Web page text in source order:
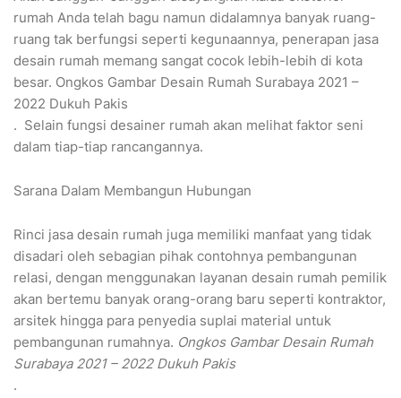
rumah Anda telah bagu namun didalamnya banyak ruang-
ruang tak berfungsi seperti kegunaannya, penerapan jasa
desain rumah memang sangat cocok lebih-lebih di kota
besar. Ongkos Gambar Desain Rumah Surabaya 2021 –
2022 Dukuh Pakis
. Selain fungsi desainer rumah akan melihat faktor seni
dalam tiap-tiap rancangannya.
Sarana Dalam Membangun Hubungan
Rinci jasa desain rumah juga memiliki manfaat yang tidak
disadari oleh sebagian pihak contohnya pembangunan
relasi, dengan menggunakan layanan desain rumah pemilik
akan bertemu banyak orang-orang baru seperti kontraktor,
arsitek hingga para penyedia suplai material untuk
pembangunan rumahnya. Ongkos Gambar Desain Rumah
Surabaya 2021 – 2022 Dukuh Pakis
.